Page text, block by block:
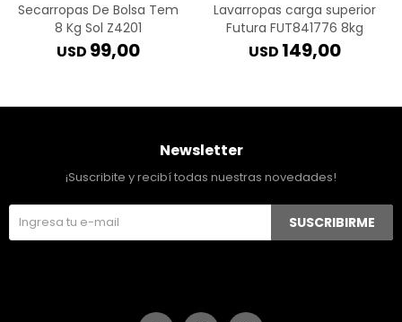
Secarropas De Bolsa Tem
8 Kg Sol Z4201
USD 99,00
Lavarropas carga superior
Futura FUT841776 8kg
USD 149,00
Newsletter
¡Suscribite y recibí todas nuestras novedades!
SUSCRIBIRME